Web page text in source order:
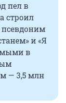
пел в
строил
псевдоним
и «Я
в
— 3,5 млн